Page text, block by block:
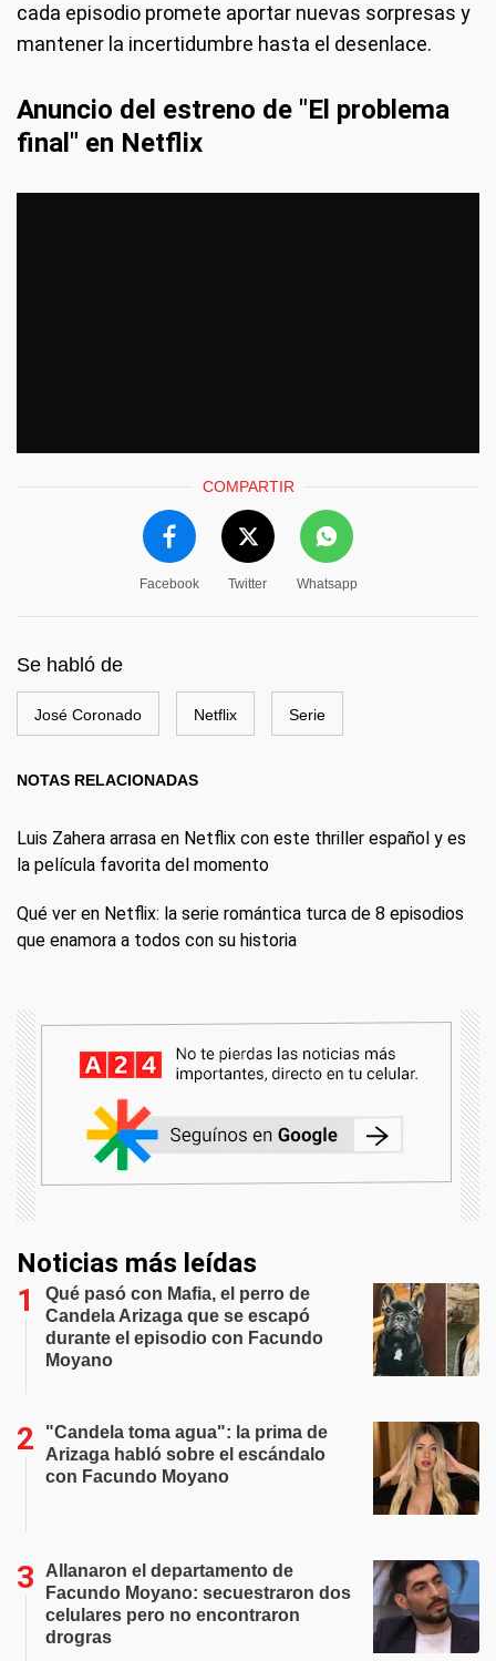
cada episodio promete aportar nuevas sorpresas y
mantener la incertidumbre hasta el desenlace.
Anuncio del estreno de "El problema
final" en Netflix
COMPARTIR
Facebook Twitter Whatsapp
Se habló de
José Coronado Netflix Serie
NOTAS RELACIONADAS
Luis Zahera arrasa en Netflix con este thriller español y es
la película favorita del momento
Qué ver en Netflix: la serie romántica turca de 8 episodios
que enamora a todos con su historia
Noticias más leídas
Qué pasó con Mafia, el perro de
Candela Arizaga que se escapó
durante el episodio con Facundo
Moyano
"Candela toma agua": la prima de
Arizaga habló sobre el escándalo
con Facundo Moyano
Allanaron el departamento de
Facundo Moyano: secuestraron dos
celulares pero no encontraron
drogras